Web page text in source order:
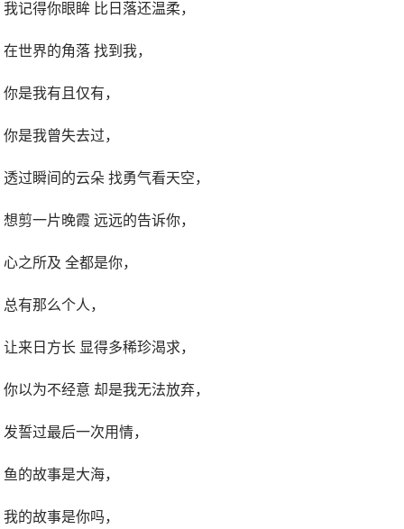
我记得你眼眸 比日落还温柔，
在世界的角落 找到我，
你是我有且仅有，
你是我曾失去过，
透过瞬间的云朵 找勇气看天空，
想剪一片晚霞 远远的告诉你，
心之所及 全都是你，
总有那么个人，
让来日方长 显得多稀珍渴求，
你以为不经意 却是我无法放弃，
发誓过最后一次用情，
鱼的故事是大海，
我的故事是你吗，